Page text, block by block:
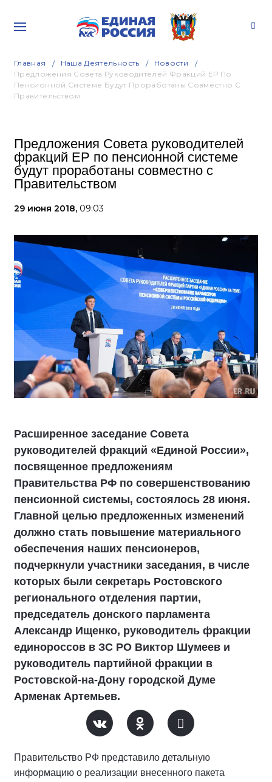
Главная Наша Деятельность
Новости
Предложения Совета Руководителей Фракций ЕР По
Пенсионной Системе Будут Проработаны Совместно С
Правительством
Предложения Совета руководителей
фракций ЕР по пенсионной системе
будут проработаны совместно с
Правительством
29 июня 2018, 09:03
Расширенное заседание Совета
руководителей фракций «Единой России»,
посвященное предложениям
Правительства РФ по совершенствованию
пенсионной системы, состоялось 28 июня.
Главной целью предложенных изменений
должно стать повышение материального
обеспечения наших пенсионеров,
подчеркнули участники заседания, в числе
которых были секретарь Ростовского
регионального отделения партии,
председатель донского парламента
Александр Ищенко, руководитель фракции
единороссов в ЗС РО Виктор Шумеев и
руководитель партийной фракции в
Ростовской-на-Дону городской Думе
Арменак Артемьев.
Правительство РФ представило детальную
информацию о реализации внесенного пакета